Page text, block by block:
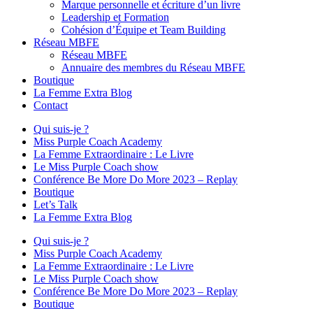
Marque personnelle et écriture d’un livre
Leadership et Formation
Cohésion d’Équipe et Team Building
Réseau MBFE
Réseau MBFE
Annuaire des membres du Réseau MBFE
Boutique
La Femme Extra Blog
Contact
Qui suis-je ?
Miss Purple Coach Academy
La Femme Extraordinaire : Le Livre
Le Miss Purple Coach show
Conférence Be More Do More 2023 – Replay
Boutique
Let’s Talk
La Femme Extra Blog
Qui suis-je ?
Miss Purple Coach Academy
La Femme Extraordinaire : Le Livre
Le Miss Purple Coach show
Conférence Be More Do More 2023 – Replay
Boutique